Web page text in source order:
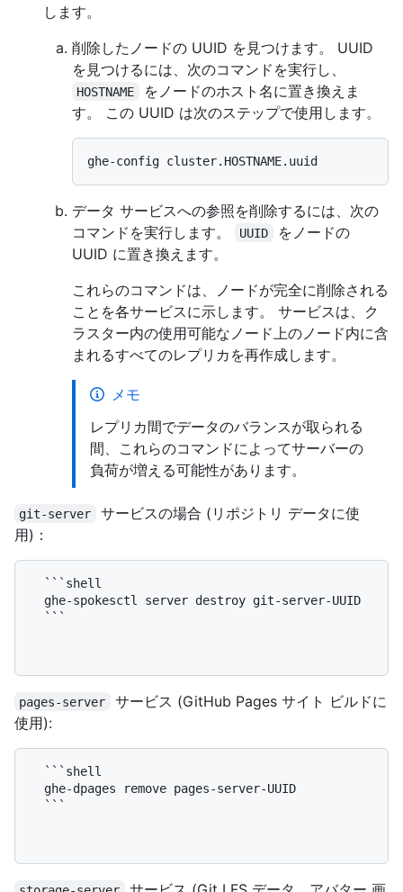
します。
削除したノードの UUID を見つけます。 UUID
を見つけるには、次のコマンドを実行し、
HOSTNAME
をノードのホスト名に置き換えま
す。 この UUID は次のステップで使用します。
データ サービスへの参照を削除するには、次の
コマンドを実行します。
UUID
をノードの
UUID に置き換えます。
これらのコマンドは、ノードが完全に削除される
ことを各サービスに示します。 サービスは、ク
ラスター内の使用可能なノード上のノード内に含
まれるすべてのレプリカを再作成します。
メモ
レプリカ間でデータのバランスが取られる
間、これらのコマンドによってサーバーの
負荷が増える可能性があります。
git-server
サービスの場合 (リポジトリ データに使
用)：
pages-server
サービス (GitHub Pages サイト ビルドに
使用):